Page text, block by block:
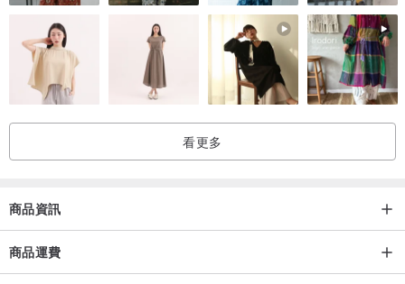
看更多
商品資訊
商品運費